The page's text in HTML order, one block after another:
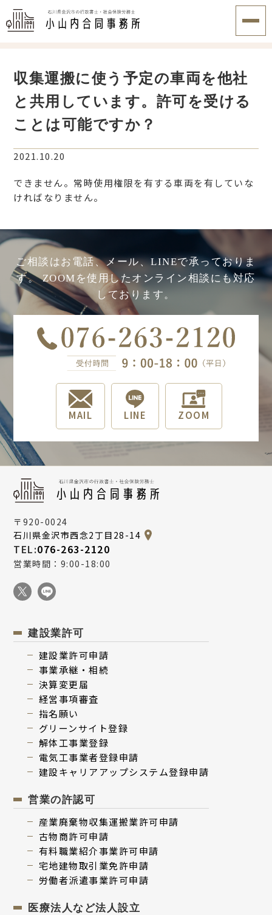
収集運搬に使う予定の車両を他社
と共用しています。許可を受ける
ことは可能ですか？
2021.10.20
できません。常時使用権限を有する車両を有していな
ければなりません。
ご相談はお電話、メール、LINEで承っておりま
す。ZOOMを使用したオンライン相談にも対応
しております。
MAIL LINE ZOOM
〒920-0024
石川県金沢市西念2丁目28-14
TEL:076-263-2120
営業時間：9:00-18:00
建設業許可
建設業許可申請
事業承継・相続
決算変更届
経営事項審査
指名願い
グリーンサイト登録
解体⼯事業登録
電気⼯事業者登録申請
建設キャリアアップシステム登録申請
営業の許認可
産業廃棄物収集運搬業許可申請
古物商許可申請
有料職業紹介事業許可申請
宅地建物取引業免許申請
労働者派遣事業許可申請
医療法人など法人設立